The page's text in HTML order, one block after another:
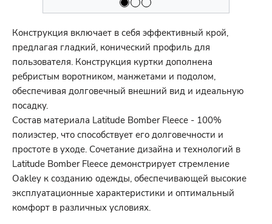
Конструкция включает в себя эффективный крой,
предлагая гладкий, конический профиль для
пользователя. Конструкция куртки дополнена
ребристым воротником, манжетами и подолом,
обеспечивая долговечный внешний вид и идеальную
посадку.
Состав материала Latitude Bomber Fleece - 100%
полиэстер, что способствует его долговечности и
простоте в уходе. Сочетание дизайна и технологий в
Latitude Bomber Fleece демонстрирует стремление
Oakley к созданию одежды, обеспечивающей высокие
эксплуатационные характеристики и оптимальный
комфорт в различных условиях.